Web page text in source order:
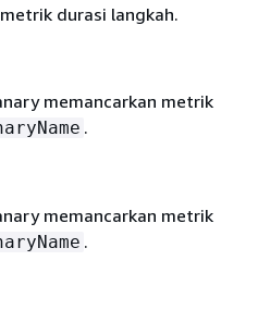
durasi langkah.
memancarkan metrik
.
memancarkan metrik
.